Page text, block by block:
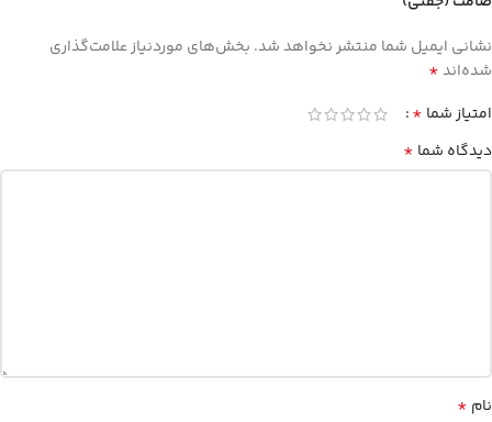
نشانی ایمیل شما منتشر نخواهد شد. بخش‌های موردنیاز علامت‌گذاری
شده‌اند*
امتیاز شما *
دیدگاه شما *
نام *